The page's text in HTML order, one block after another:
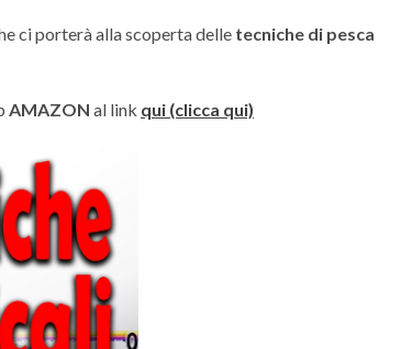
ci porterà alla scoperta delle tecniche di pesca
AMAZON al link qui (clicca qui)